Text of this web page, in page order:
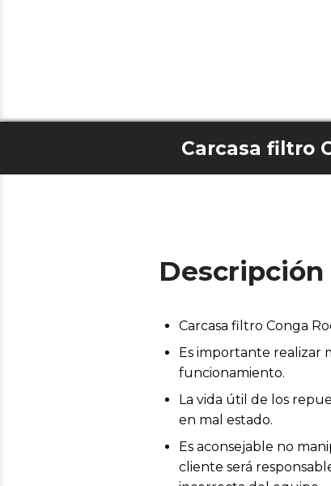
Descripción
Carcasa filtro Conga
Es importante realizar
funcionamiento.
La vida útil de los
en mal estado.
Es aconsejable no
cliente será